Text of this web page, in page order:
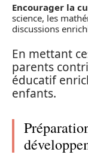
Encourager la
science, les
discussions
En mettant
parents
éducatif
enfants.